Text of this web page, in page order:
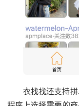
衣找找还支持